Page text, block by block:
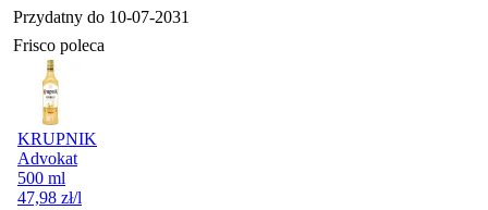
Przydatny do 10-07-2031
Frisco poleca
KRUPNIK
Advokat
500 ml
47,98 zł/l